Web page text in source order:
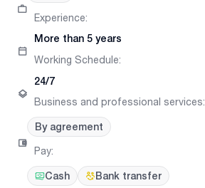
Experience:
More than 5 years
Working Schedule:
24/7
Business and professional services:
By agreement
Pay:
Cash Bank transfer